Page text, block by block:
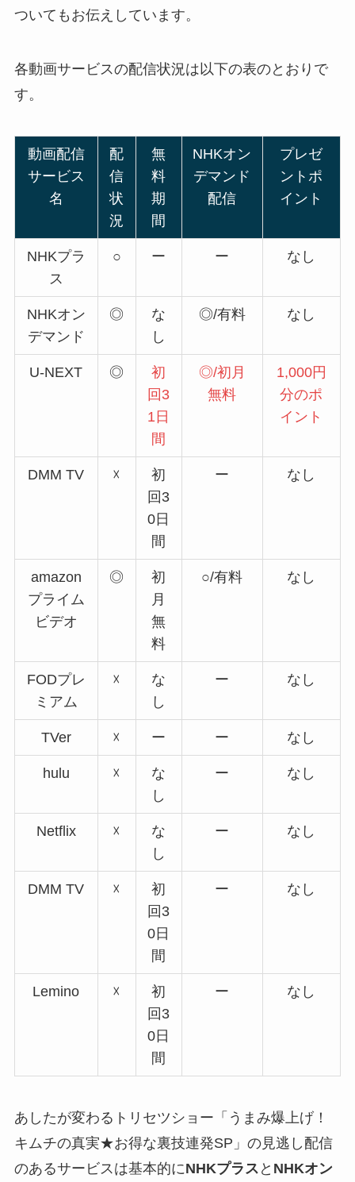
ついてもお伝えしています。
各動画サービスの配信状況は以下の表のとおりで
す。
動画配信
サービス
名
配
信
状
況
無
料
期
間
NHKオン
デマンド
配信
プレゼ
ントポ
イント
NHKプラ
ス
○ ー ー なし
NHKオン
デマンド
◎
な
し
◎/有料 なし
U-NEXT ◎
初
回3
1日
間
◎/初月
無料
1,000円
分のポ
イント
DMM TV ☓
初
回3
0日
間
ー なし
amazon
プライム
ビデオ
◎
初
月
無
料
○/有料 なし
FODプレ
ミアム
☓
な
し
ー なし
TVer ☓ ー ー なし
hulu ☓
な
し
ー なし
Netflix ☓
な
し
ー なし
DMM TV ☓
初
回3
0日
間
ー なし
Lemino ☓
初
回3
0日
間
ー なし
あしたが変わるトリセツショー「うまみ爆上げ！
キムチの真実★お得な裏技連発SP」の見逃し配信
のあるサービスは基本的にNHKプラス と NHKオン